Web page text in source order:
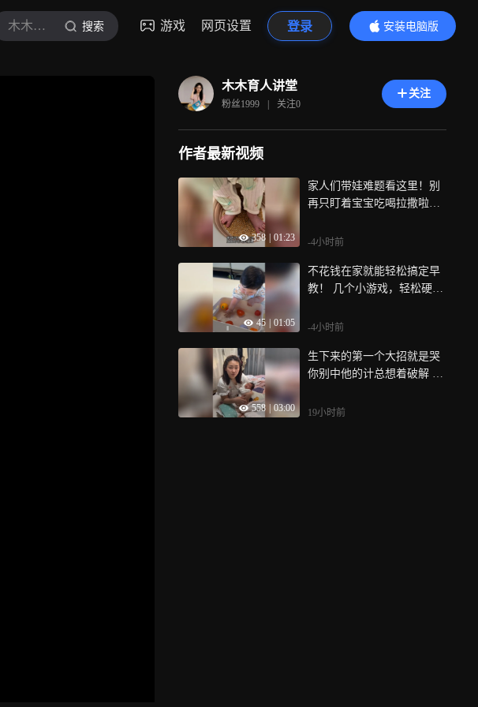
木木育人讲堂 搜索 游戏 网页设置 登录
安装电脑版
内容更精彩
木木育人讲堂
粉丝1999 | 关注0
关注
作者最新视频
358 01:23
家人们带娃难题看这里！别
再只盯着宝宝吃喝拉撒啦，0
错过再补救就晚啦！
-4小时前
45 01:05
不花钱在家就能轻松搞定早
教！ 几个小游戏，轻松硬控
-4小时前
558 03:00
生下来的第一个大招就是哭
你别中他的计总想着破解 装
用
19小时前